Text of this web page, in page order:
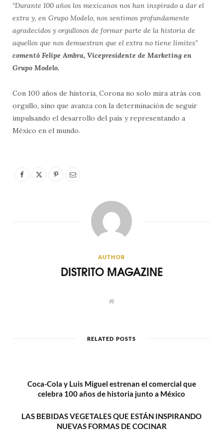
“Durante 100 años los mexicanos nos han inspirado a dar el
extra y, en Grupo Modelo, nos sentimos profundamente
agradecidos y orgullosos de formar parte de la historia de
aquellos que nos demuestran que el extra no tiene límites”
comentó Felipe Ambra, Vicepresidente de Marketing en
Grupo Modelo.
Con 100 años de historia, Corona no solo mira atrás con
orgullo, sino que avanza con la determinación de seguir
impulsando el desarrollo del país y representando a
México en el mundo.
AUTHOR
DISTRITO MAGAZINE
W
e
RELATED POSTS
Coca-Cola y Luis Miguel estrenan el comercial que
celebra 100 años de historia junto a México
LAS BEBIDAS VEGETALES QUE ESTÁN INSPIRANDO
NUEVAS FORMAS DE COCINAR